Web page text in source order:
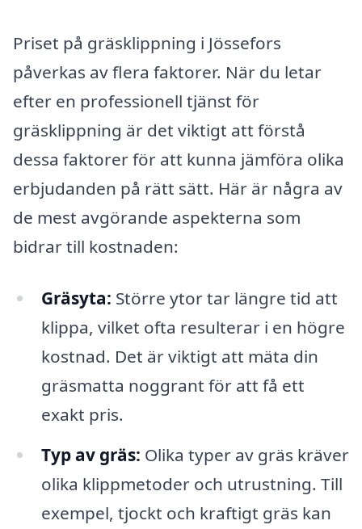
Priset på gräsklippning i Jössefors
påverkas av flera faktorer. När du letar
efter en professionell tjänst för
gräsklippning är det viktigt att förstå
dessa faktorer för att kunna jämföra olika
erbjudanden på rätt sätt. Här är några av
de mest avgörande aspekterna som
bidrar till kostnaden:
Gräsyta: Större ytor tar längre tid att
klippa, vilket ofta resulterar i en högre
kostnad. Det är viktigt att mäta din
gräsmatta noggrant för att få ett
exakt pris.
Typ av gräs: Olika typer av gräs kräver
olika klippmetoder och utrustning. Till
exempel, tjockt och kraftigt gräs kan